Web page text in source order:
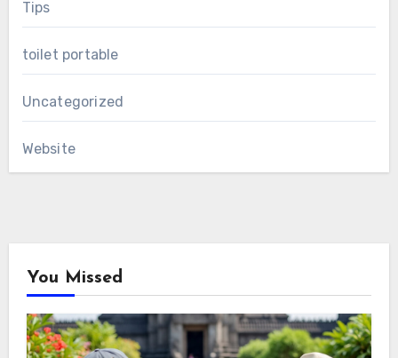
Tips
toilet portable
Uncategorized
Website
You Missed